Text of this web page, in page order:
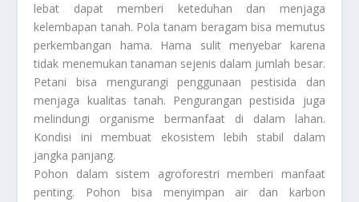
lebat dapat memberi keteduhan dan menjaga
kelembapan tanah. Pola tanam beragam bisa memutus
perkembangan hama. Hama sulit menyebar karena
tidak menemukan tanaman sejenis dalam jumlah besar.
Petani bisa mengurangi penggunaan pestisida dan
menjaga kualitas tanah. Pengurangan pestisida juga
melindungi organisme bermanfaat di dalam lahan.
Kondisi ini membuat ekosistem lebih stabil dalam
jangka panjang.
Pohon dalam sistem agroforestri memberi manfaat
penting. Pohon bisa menyimpan air dan karbon